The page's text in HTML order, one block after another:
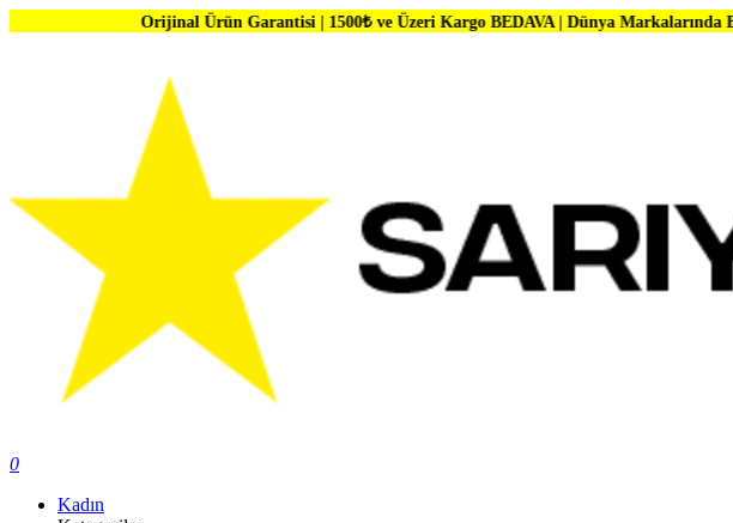
Orijinal Ürün Garantisi | 1500₺ ve Üzeri Kargo BEDAVA | Dünya Markalarında Büyük İndirimler
0
Kadın